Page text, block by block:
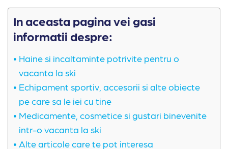
In aceasta pagina vei gasi
informatii despre:
Haine si incaltaminte potrivite pentru o
vacanta la ski
Echipament sportiv, accesorii si alte obiecte
pe care sa le iei cu tine
Medicamente, cosmetice si gustari binevenite
intr-o vacanta la ski
Alte articole care te pot interesa